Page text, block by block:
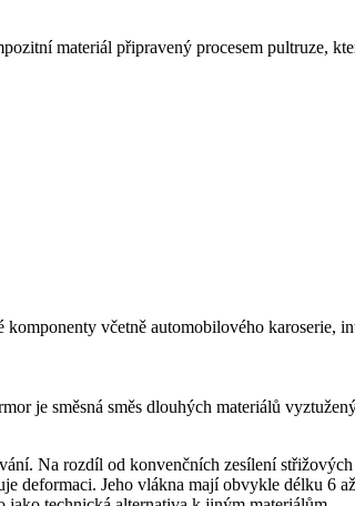
materiál připravený procesem pultruze,
včetně automobilového karoserie,
je směsná směs dlouhých materiálů
Na rozdíl od konvenčních zesílení
deformaci. Jeho vlákna mají obvykle délku 6